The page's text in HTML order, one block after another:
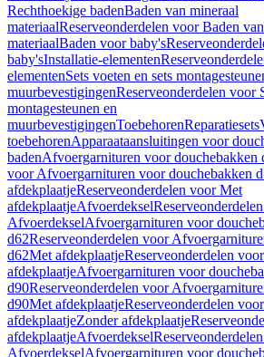
Rechthoekige badenBaden van mineraal
materiaalReserveonderdelen voor Baden
materiaalBaden voor baby's
baby'sInstallatie-elementen
elementenSets voeten en sets
muurbevestigingenReserveonderdelen voor
montagesteunen en
muurbevestigingenToebehorenReparatiesets
toebehorenApparaataansluitingen voor
badenAfvoergarnituren voor douchebakken
voor Afvoergarnituren voor douchebakken
afdekplaatjeReserveonderdelen voor Met
afdekplaatjeAfvoerdeksel
AfvoerdekselAfvoergarnituren voor
d62Reserveonderdelen voor
d62Met afdekplaatjeReserveonderdelen
afdekplaatjeAfvoergarnituren voor
d90Reserveonderdelen voor
d90Met afdekplaatjeReserveonderdelen
afdekplaatjeZonder afdekplaatje
afdekplaatjeAfvoerdeksel
AfvoerdekselAfvoergarnituren voor